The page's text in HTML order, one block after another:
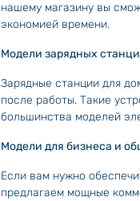
нашему магазину вы
экономией времени.
Модели зарядных
Зарядные станции для
после работы. Такие
большинства моделей
Модели для бизнеса и
Если вам нужно
предлагаем мощные